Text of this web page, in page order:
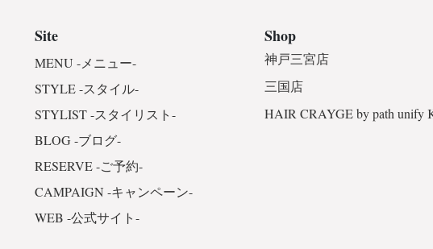
Site
MENU -メニュー-
STYLE -スタイル-
STYLIST -スタイリスト-
BLOG -ブログ-
RESERVE -ご予約-
CAMPAIGN -キャンペーン-
WEB -公式サイト-
Shop
神戸三宮店
三国店
HAIR CRAYGE by path unify